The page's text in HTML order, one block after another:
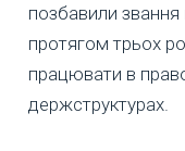
позбавили звання
протягом трьох
працювати в
держструктурах.